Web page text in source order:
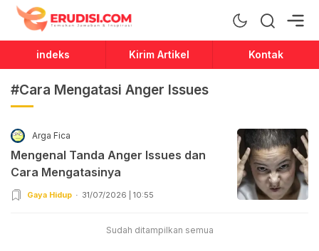
Erudisi
Temukan Jawaban dan Inspirasi
indeks Kirim Artikel Kontak
#Cara Mengatasi Anger Issues
Arga Fica
Mengenal Tanda Anger Issues dan
Cara Mengatasinya
Gaya Hidup 31/07/2026 | 10:55
Sudah ditampilkan semua